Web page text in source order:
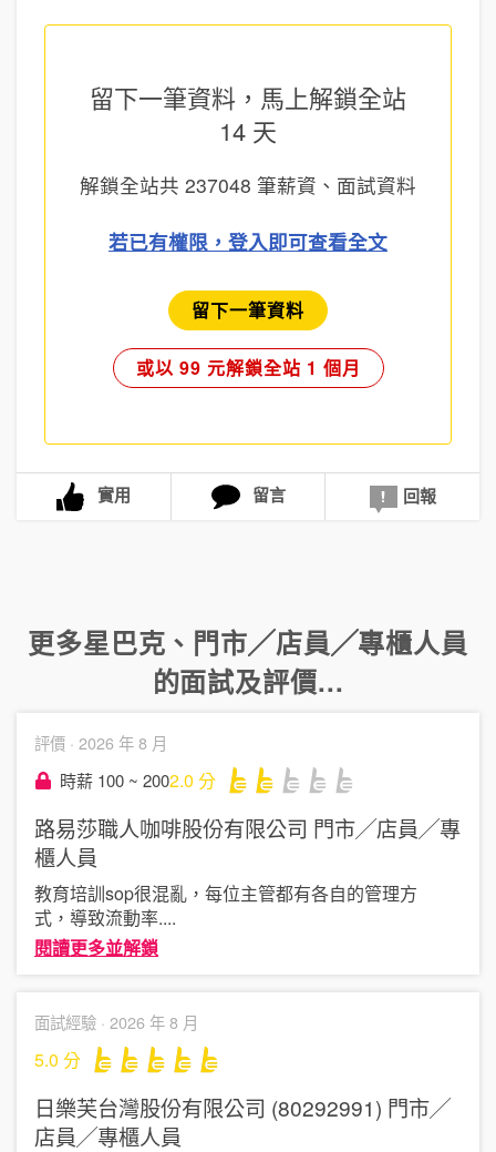
留下一筆資料，馬上解鎖全站
14 天
解鎖全站共 237048 筆薪資、面試資料
若已有權限，登入即可查看全文
留下一筆資料
或以 99 元解鎖全站 1 個月
實用 留言 回報
更多星巴克 、 門市╱店員╱專櫃人員
的面試及評價...
評價 · 2026 年 8 月
時薪 100 ~ 2002.0 分
路易莎職人咖啡股份有限公司 門市╱店員╱專
櫃人員
教育培訓sop很混亂，每位主管都有各自的管理方
式，導致流動率....
閱讀更多並解鎖
面試經驗 · 2026 年 8 月
5.0 分
日樂芙台灣股份有限公司 (80292991) 門市╱
店員╱專櫃人員